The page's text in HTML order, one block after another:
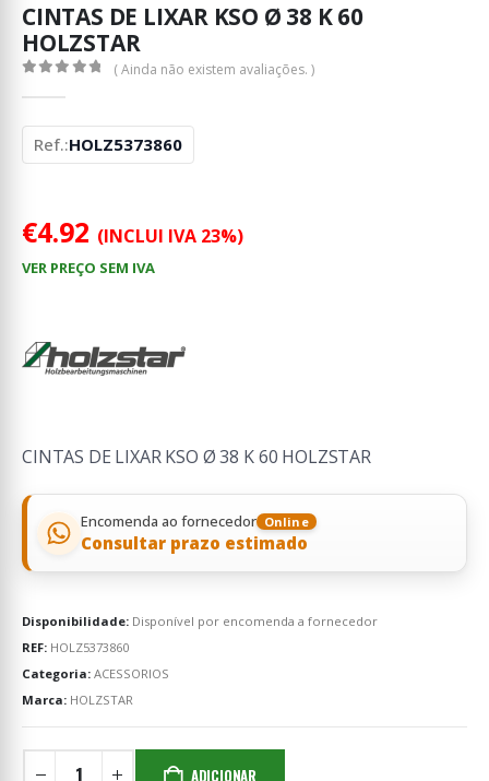
CINTAS DE LIXAR KSO Ø 38 K 60
HOLZSTAR
( Ainda não existem avaliações. )
Ref.:HOLZ5373860
€4.92 (INCLUI IVA 23%)
VER PREÇO SEM IVA
CINTAS DE LIXAR KSO Ø 38 K 60 HOLZSTAR
Encomenda ao fornecedor Online
Consultar prazo estimado
Disponibilidade: Disponível por encomenda a fornecedor
REF: HOLZ5373860
Categoria: ACESSORIOS
Marca: HOLZSTAR
ADICIONAR